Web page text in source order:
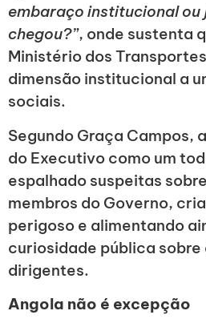
embaraço institucional ou
chegou?”, onde sustenta
Ministério dos
dimensão institucional a
sociais.
Segundo Graça Campos,
do Executivo como um
espalhado suspeitas
membros do Governo,
perigoso e alimentando
curiosidade pública sobre
dirigentes.
Angola não é excepção